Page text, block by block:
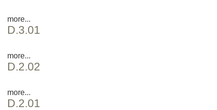
more...
D.3.01
more...
D.2.02
more...
D.2.01